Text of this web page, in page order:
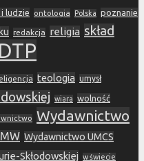
i ludzie ontologia Polska poznanie
redakcja religia skład
teologia umysł
wiara wolność
Wydawnictwo
Wydawnictwo UMCS
Skłodowskiej w świecie